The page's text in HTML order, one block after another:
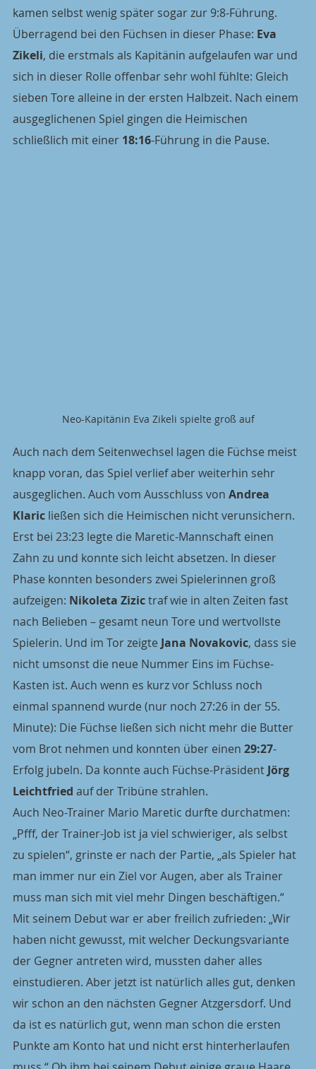
kamen selbst wenig später sogar zur 9:8-Führung.
Überragend bei den Füchsen in dieser Phase: Eva
Zikeli, die erstmals als Kapitänin aufgelaufen war und
sich in dieser Rolle offenbar sehr wohl fühlte: Gleich
sieben Tore alleine in der ersten Halbzeit. Nach einem
ausgeglichenen Spiel gingen die Heimischen
schließlich mit einer 18:16-Führung in die Pause.
Neo-Kapitänin Eva Zikeli spielte groß auf
Auch nach dem Seitenwechsel lagen die Füchse meist
knapp voran, das Spiel verlief aber weiterhin sehr
ausgeglichen. Auch vom Ausschluss von Andrea
Klaric ließen sich die Heimischen nicht verunsichern.
Erst bei 23:23 legte die Maretic-Mannschaft einen
Zahn zu und konnte sich leicht absetzen. In dieser
Phase konnten besonders zwei Spielerinnen groß
aufzeigen: Nikoleta Zizic traf wie in alten Zeiten fast
nach Belieben – gesamt neun Tore und wertvollste
Spielerin. Und im Tor zeigte Jana Novakovic, dass sie
nicht umsonst die neue Nummer Eins im Füchse-
Kasten ist. Auch wenn es kurz vor Schluss noch
einmal spannend wurde (nur noch 27:26 in der 55.
Minute): Die Füchse ließen sich nicht mehr die Butter
vom Brot nehmen und konnten über einen 29:27-
Erfolg jubeln. Da konnte auch Füchse-Präsident Jörg
Leichtfried auf der Tribüne strahlen.
Auch Neo-Trainer Mario Maretic durfte durchatmen:
„Pfff, der Trainer-Job ist ja viel schwieriger, als selbst
zu spielen“, grinste er nach der Partie, „als Spieler hat
man immer nur ein Ziel vor Augen, aber als Trainer
muss man sich mit viel mehr Dingen beschäftigen.“
Mit seinem Debut war er aber freilich zufrieden: „Wir
haben nicht gewusst, mit welcher Deckungsvariante
der Gegner antreten wird, mussten daher alles
einstudieren. Aber jetzt ist natürlich alles gut, denken
wir schon an den nächsten Gegner Atzgersdorf. Und
da ist es natürlich gut, wenn man schon die ersten
Punkte am Konto hat und nicht erst hinterherlaufen